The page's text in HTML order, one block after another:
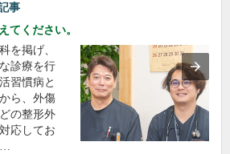
事
てください。
を掲げ、
診療を行
習慣病と
ら、外傷
の整形外
応してお
…